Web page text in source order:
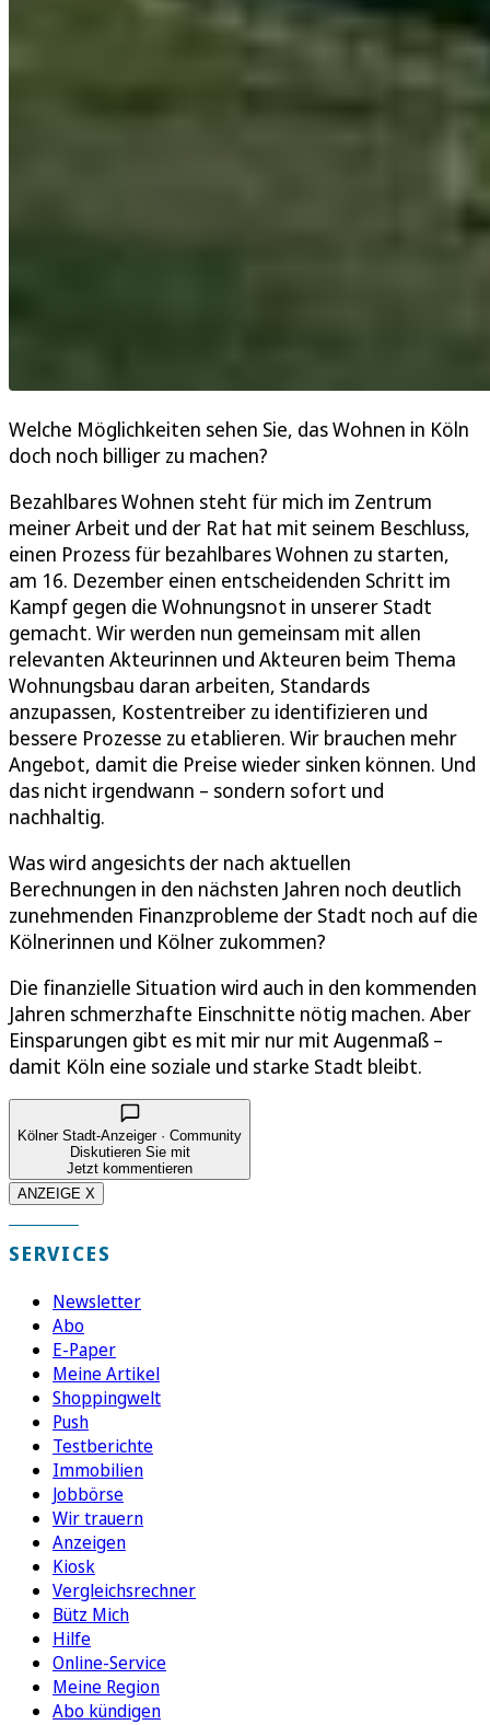
Welche Möglichkeiten sehen Sie, das Wohnen in Köln
doch noch billiger zu machen?
Bezahlbares Wohnen steht für mich im Zentrum
meiner Arbeit und der Rat hat mit seinem Beschluss,
einen Prozess für bezahlbares Wohnen zu starten,
am 16. Dezember einen entscheidenden Schritt im
Kampf gegen die Wohnungsnot in unserer Stadt
gemacht. Wir werden nun gemeinsam mit allen
relevanten Akteurinnen und Akteuren beim Thema
Wohnungsbau daran arbeiten, Standards
anzupassen, Kostentreiber zu identifizieren und
bessere Prozesse zu etablieren. Wir brauchen mehr
Angebot, damit die Preise wieder sinken können. Und
das nicht irgendwann – sondern sofort und
nachhaltig.
Was wird angesichts der nach aktuellen
Berechnungen in den nächsten Jahren noch deutlich
zunehmenden Finanzprobleme der Stadt noch auf die
Kölnerinnen und Kölner zukommen?
Die finanzielle Situation wird auch in den kommenden
Jahren schmerzhafte Einschnitte nötig machen. Aber
Einsparungen gibt es mit mir nur mit Augenmaß –
damit Köln eine soziale und starke Stadt bleibt.
Kölner Stadt-Anzeiger · Community
Diskutieren Sie mit
Jetzt kommentieren
ANZEIGE X
SERVICES
Newsletter
Abo
E-Paper
Meine Artikel
Shoppingwelt
Push
Testberichte
Immobilien
Jobbörse
Wir trauern
Anzeigen
Kiosk
Vergleichsrechner
Bütz Mich
Hilfe
Online-Service
Meine Region
Abo kündigen